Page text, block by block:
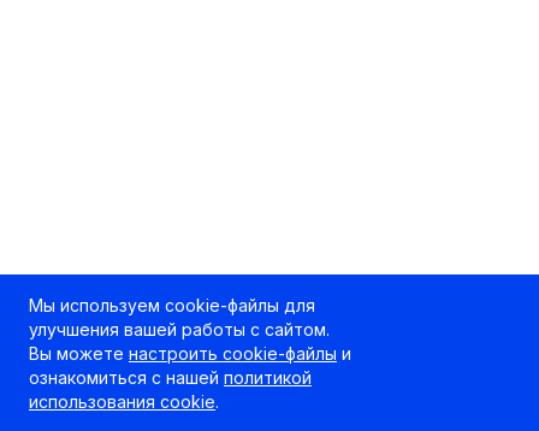
Мы используем cookie-файлы для
улучшения вашей работы с сайтом.
Вы можете настроить cookie-файлы и
ознакомиться с нашей политикой
использования cookie.